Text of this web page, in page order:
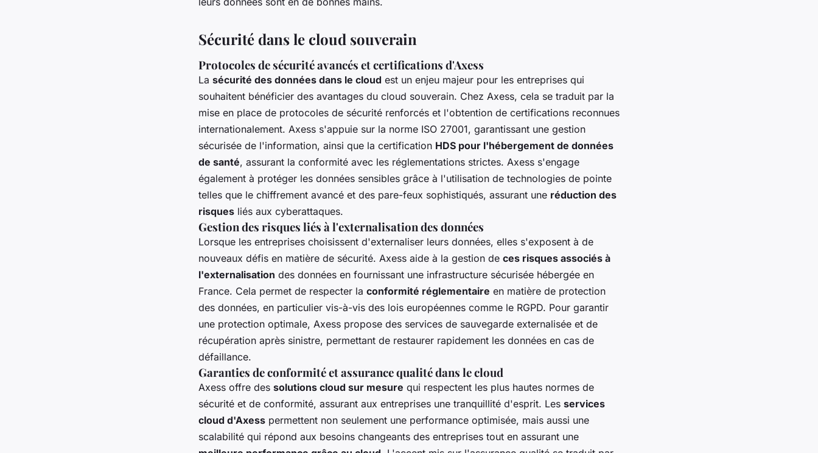
Sécurité dans le cloud souverain
Protocoles de sécurité avancés et certifications d'Axess
La sécurité des données dans le cloud est un enjeu majeur pour les entreprises qui
souhaitent bénéficier des avantages du cloud souverain. Chez Axess, cela se traduit par la
mise en place de protocoles de sécurité renforcés et l'obtention de certifications reconnues
internationalement. Axess s'appuie sur la norme ISO 27001, garantissant une gestion
sécurisée de l'information, ainsi que la certification HDS pour l'hébergement de données
de santé, assurant la conformité avec les réglementations strictes. Axess s'engage
également à protéger les données sensibles grâce à l'utilisation de technologies de pointe
telles que le chiffrement avancé et des pare-feux sophistiqués, assurant une réduction des
risques liés aux cyberattaques.
Gestion des risques liés à l'externalisation des données
Lorsque les entreprises choisissent d'externaliser leurs données, elles s'exposent à de
nouveaux défis en matière de sécurité. Axess aide à la gestion de ces risques associés à
l'externalisation des données en fournissant une infrastructure sécurisée hébergée en
France. Cela permet de respecter la conformité réglementaire en matière de protection
des données, en particulier vis-à-vis des lois européennes comme le RGPD. Pour garantir
une protection optimale, Axess propose des services de sauvegarde externalisée et de
récupération après sinistre, permettant de restaurer rapidement les données en cas de
défaillance.
Garanties de conformité et assurance qualité dans le cloud
Axess offre des solutions cloud sur mesure qui respectent les plus hautes normes de
sécurité et de conformité, assurant aux entreprises une tranquillité d'esprit. Les services
cloud d'Axess permettent non seulement une performance optimisée, mais aussi une
scalabilité qui répond aux besoins changeants des entreprises tout en assurant une